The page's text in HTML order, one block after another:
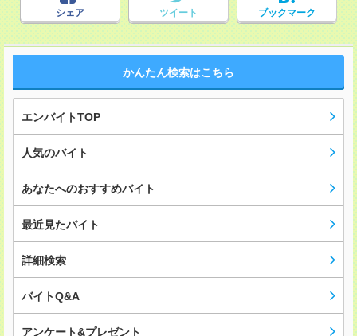
シェア ツイート ブックマーク
かんたん検索はこちら
エンバイトTOP
人気のバイト
あなたへのおすすめバイト
最近見たバイト
詳細検索
バイトQ&A
アンケート&プレゼント